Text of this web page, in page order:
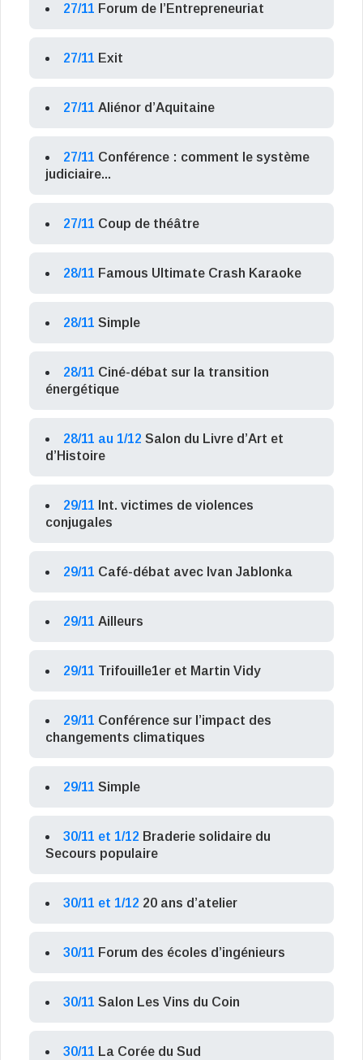
27/11 Forum de l’Entrepreneuriat
27/11 Exit
27/11 Aliénor d’Aquitaine
27/11 Conférence : comment le système
judiciaire...
27/11 Coup de théâtre
28/11 Famous Ultimate Crash Karaoke
28/11 Simple
28/11 Ciné-débat sur la transition
énergétique
28/11 au 1/12 Salon du Livre d’Art et
d’Histoire
29/11 Int. victimes de violences
conjugales
29/11 Café-débat avec Ivan Jablonka
29/11 Ailleurs
29/11 Trifouille1er et Martin Vidy
29/11 Conférence sur l’impact des
changements climatiques
29/11 Simple
30/11 et 1/12 Braderie solidaire du
Secours populaire
30/11 et 1/12 20 ans d’atelier
30/11 Forum des écoles d’ingénieurs
30/11 Salon Les Vins du Coin
30/11 La Corée du Sud